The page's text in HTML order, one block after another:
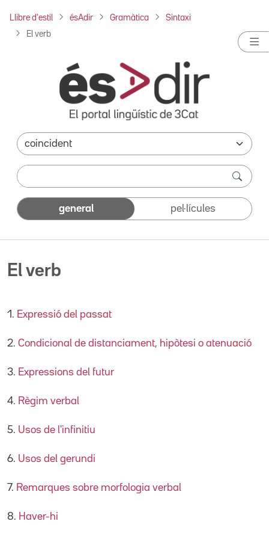
Llibre d'estil ésAdir Gramàtica Sintaxi
El verb
general pel·lícules
El verb
1. Expressió del passat
2. Condicional de distanciament, hipòtesi o atenuació
3. Expressions del futur
4. Règim verbal
5. Usos de l'infinitiu
6. Usos del gerundi
7. Remarques sobre morfologia verbal
8. Haver-hi